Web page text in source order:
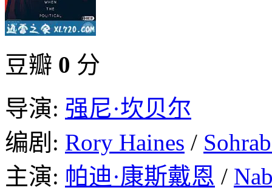
豆瓣 0 分
导演: 强尼·坎贝尔
编剧: Rory Haines /
主演: 帕迪·康斯戴恩 /